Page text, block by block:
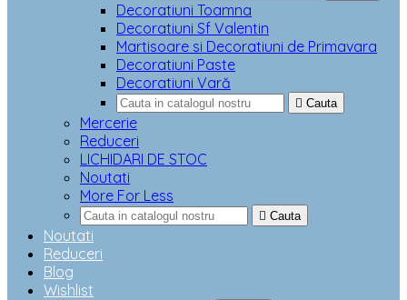
Decoratiuni Toamna
Decoratiuni Sf Valentin
Martisoare si Decoratiuni de Primavara
Decoratiuni Paste
Decoratiuni Vară
 Cauta
Mercerie
Reduceri
LICHIDARI DE STOC
Noutati
More For Less
 Cauta
Noutati
Reduceri
Blog
Wishlist